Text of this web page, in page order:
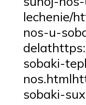
lechenie/
nos-u-
sobaki-
sobaki-